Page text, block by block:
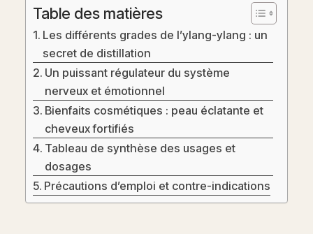
Table des matières
Les différents grades de l’ylang-ylang : un
secret de distillation
Un puissant régulateur du système
nerveux et émotionnel
Bienfaits cosmétiques : peau éclatante et
cheveux fortifiés
Tableau de synthèse des usages et
dosages
Précautions d’emploi et contre-indications